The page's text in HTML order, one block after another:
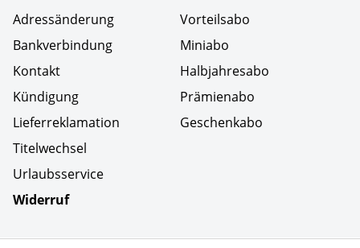
Adressänderung
Bankverbindung
Kontakt
Kündigung
Lieferreklamation
Titelwechsel
Urlaubsservice
Widerruf
Vorteilsabo
Miniabo
Halbjahresabo
Prämienabo
Geschenkabo